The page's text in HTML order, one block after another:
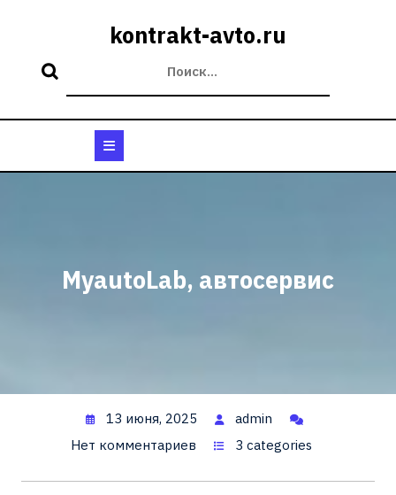
kontrakt-avto.ru
MyautoLab, автосервис
13 июня, 2025
admin
Нет комментариев
3 categories